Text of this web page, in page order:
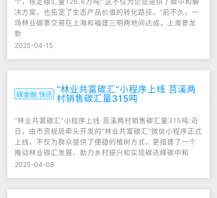
决方案，也拓宽了生态产品价值的转化路径。”前不久，一
场林业碳票交易在上海和福建三明两地间达成，上海景龙
新
2025-04-15
碳金融 快讯 “林业共富碳汇”小程序上线 莒溪两
村销售碳汇量315吨
“林业共富碳汇”小程序上线 莒溪两村销售碳汇量315吨:近
日，由市资规局牵头开发的“林业共富碳汇”微信小程序正式
上线，不仅为群众提供了便捷的植树方式，更搭建了一个
推动林业碳汇发展、助力乡村振兴和实现碳达峰碳中和
2025-04-08